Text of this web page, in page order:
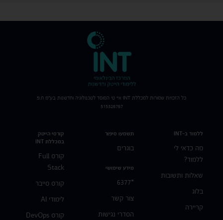
ללמוד ב-INT
מה כדאי לי
ללמוד?
שאלות ותשובות
בלוג
קריירה
תשמעו סיפור
בוגרים
מידע שימושי
*6377
צור קשר
הסדרי נגישות
קורסי הייטק
במכללת INT
קורס Full
Stack
קורס סייבר
לימודי AI
קורס DevOps
כל הזכויות שמורות למכללת INT איי טי המוסד לטכנולוגיה וחדשנות בע"מ ח.פ
515326767